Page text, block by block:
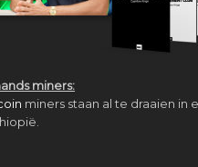
miners:
miners staan al te draaien in